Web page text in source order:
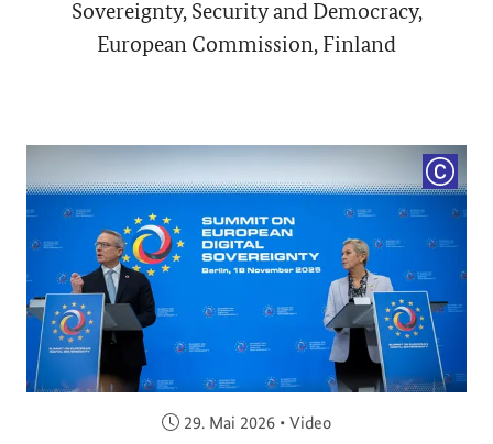
Sovereignty, Security and Democracy,
European Commission, Finland
Veröffentlicht am:
29. Mai 2026 • Video